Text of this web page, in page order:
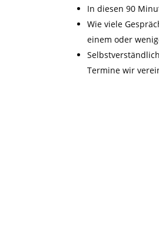
In diesen 90
Wie viele
einem oder
Termine wir